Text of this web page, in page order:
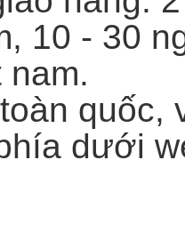
10 - 30
nam.
quốc,
dưới